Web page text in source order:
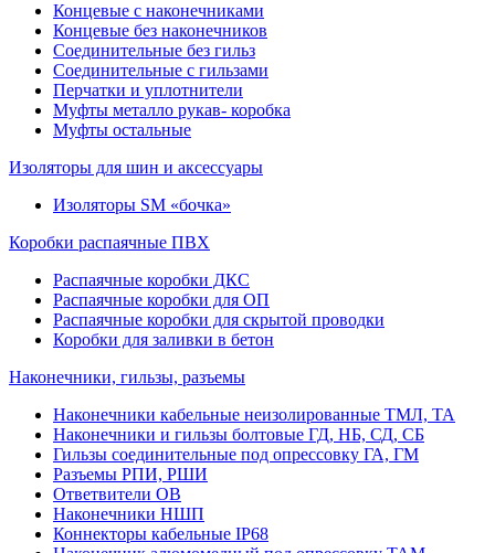
Концевые с наконечниками
Концевые без наконечников
Соединительные без гильз
Соединительные с гильзами
Перчатки и уплотнители
Муфты металло рукав- коробка
Муфты остальные
Изоляторы для шин и аксессуары
Изоляторы SM «бочка»
Коробки распаячные ПВХ
Распаячные коробки ДКС
Распаячные коробки для ОП
Распаячные коробки для скрытой проводки
Коробки для заливки в бетон
Наконечники, гильзы, разъемы
Наконечники кабельные неизолированные ТМЛ, ТА
Наконечники и гильзы болтовые ГД, НБ, СД, СБ
Гильзы соединительные под опрессовку ГА, ГМ
Разъемы РПИ, РШИ
Ответвители ОВ
Наконечники НШП
Коннекторы кабельные IP68